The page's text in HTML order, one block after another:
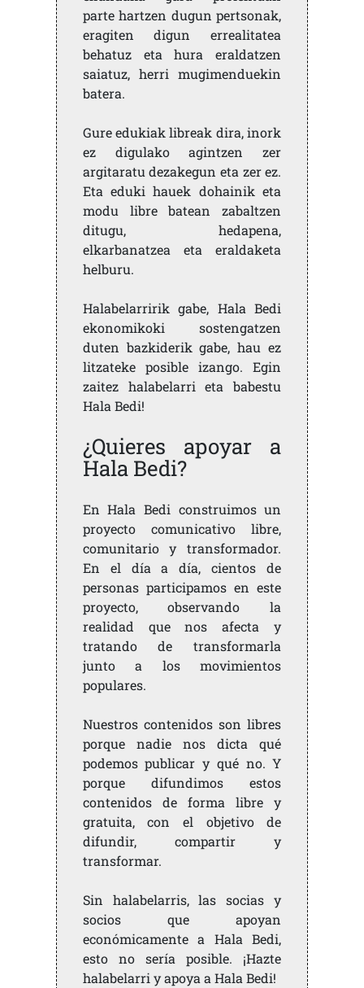
parte hartzen dugun pertsonak,
eragiten digun errealitatea
behatuz eta hura eraldatzen
saiatuz, herri mugimenduekin
batera.
Gure edukiak libreak dira, inork
ez digulako agintzen zer
argitaratu dezakegun eta zer ez.
Eta eduki hauek dohainik eta
modu libre batean zabaltzen
ditugu, hedapena,
elkarbanatzea eta eraldaketa
helburu.
Halabelarririk gabe, Hala Bedi
ekonomikoki sostengatzen
duten bazkiderik gabe, hau ez
litzateke posible izango. Egin
zaitez halabelarri eta babestu
Hala Bedi!
¿Quieres apoyar a
Hala Bedi?
En Hala Bedi construimos un
proyecto comunicativo libre,
comunitario y transformador.
En el día a día, cientos de
personas participamos en este
proyecto, observando la
realidad que nos afecta y
tratando de transformarla
junto a los movimientos
populares.
Nuestros contenidos son libres
porque nadie nos dicta qué
podemos publicar y qué no. Y
porque difundimos estos
contenidos de forma libre y
gratuita, con el objetivo de
difundir, compartir y
transformar.
Sin halabelarris, las socias y
socios que apoyan
económicamente a Hala Bedi,
esto no sería posible. ¡Hazte
halabelarri y apoya a Hala Bedi!